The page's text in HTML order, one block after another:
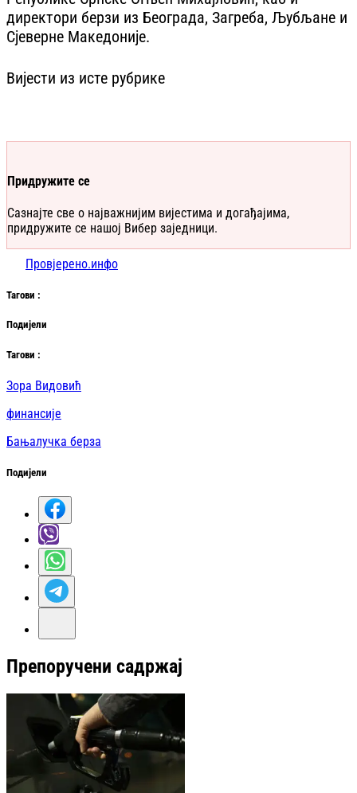
директори берзи из Београда, Загреба, Љубљане и
Сјеверне Македоније.
Вијести из исте рубрике
Придружите се
Сазнајте све о најважнијим вијестима и догађајима,
придружите се нашој Вибер заједници.
Провјерено.инфо
Тагови :
Подијели
Тагови :
Зора Видовић
финансије
Бањалучка берза
Подијели
Препоручени садржај